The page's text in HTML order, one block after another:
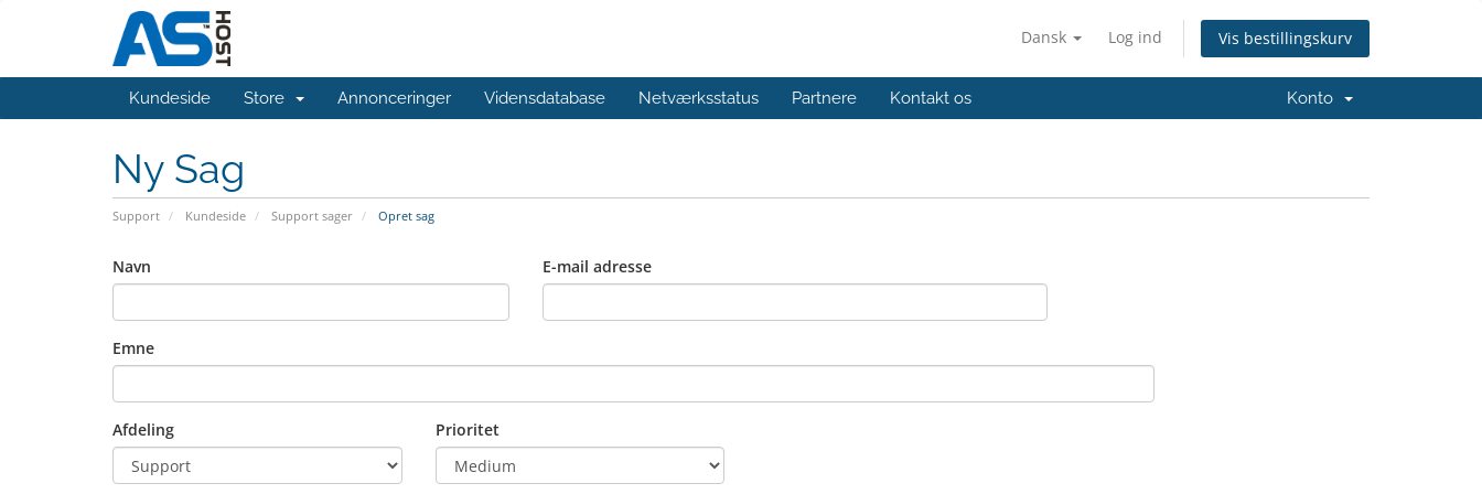
Dansk Log ind Vis bestillingskurv
Kundeside Store Annonceringer Vidensdatabase Netværksstatus Partnere Kontakt os Konto
Ny Sag
Support Kundeside Support sager Opret sag
Navn E-mail adresse
Emne
Afdeling Prioritet